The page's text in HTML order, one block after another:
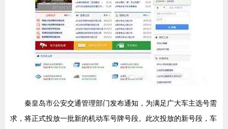
秦皇岛市公安交通管理部门发布通知，为满足广大车主选号需
求，将正式投放一批新的机动车号牌号段。此次投放的新号段，车